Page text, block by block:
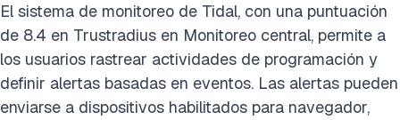
El sistema de monitoreo de Tidal, con una puntuación
de 8.4 en Trustradius en Monitoreo central, permite a
los usuarios rastrear actividades de programación y
definir alertas basadas en eventos. Las alertas pueden
enviarse a dispositivos habilitados para navegador,